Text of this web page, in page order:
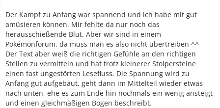
Der Kampf zu Anfang war spannend und ich habe mit gut
amüsieren können. Mir fehlte da nur noch das
herausschießende Blut. Aber wir sind in einem
Pokémonforum, da muss man es also nicht übertreiben ^^
Der Text aber weiß die richtigen Gefühle an den richtigen
Stellen zu vermitteln und hat trotz kleinerer Stolpersteine
einen fast ungestörten Lesefluss. Die Spannung wird zu
Anfang gut aufgebaut, geht dann im Mittelteil wieder etwas
nach unten, ehe es zum Ende hin nochmals ein wenig ansteigt
und einen gleichmäßigen Bogen beschreibt.